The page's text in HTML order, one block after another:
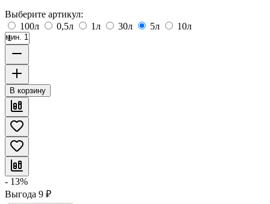
Выберите артикул:
100л
0,5л 1л 30л 5л 10л
мин. 1
В корзину
- 13%
Выгода 9 ₽